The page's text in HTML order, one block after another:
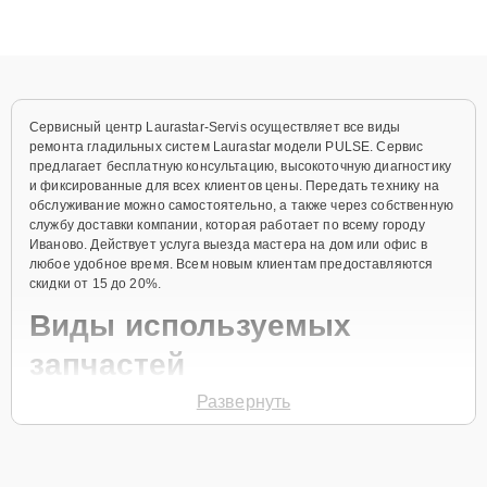
Сервисный центр Laurastar-Servis осуществляет все виды
ремонта гладильных систем Laurastar модели PULSE. Сервис
предлагает бесплатную консультацию, высокоточную диагностику
и фиксированные для всех клиентов цены. Передать технику на
обслуживание можно самостоятельно, а также через собственную
службу доставки компании, которая работает по всему городу
Иваново. Действует услуга выезда мастера на дом или офис в
любое удобное время. Всем новым клиентам предоставляются
скидки от 15 до 20%.
Виды используемых
запчастей
Для ремонта гладильной системы модели PULSE предлагаются
Развернуть